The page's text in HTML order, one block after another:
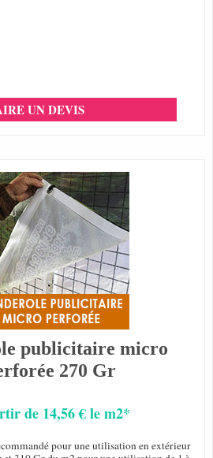
UN DEVIS
publicitaire micro
270 Gr
de 14,56 € le m2*
pour une utilisation en extérieur